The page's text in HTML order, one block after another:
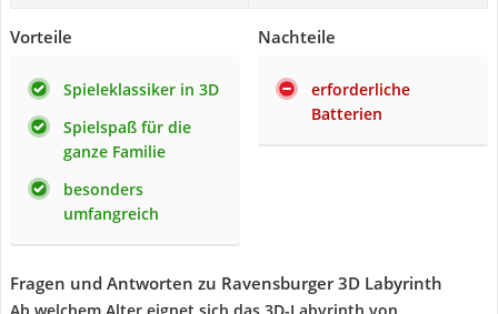
Vorteile
Spieleklassiker in 3D
Spielspaß für die
ganze Familie
besonders
umfangreich
Nachteile
erforderliche
Batterien
Fragen und Antworten zu Ravensburger 3D Labyrinth